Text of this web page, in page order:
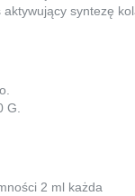
syntezę
G.
2 ml każda